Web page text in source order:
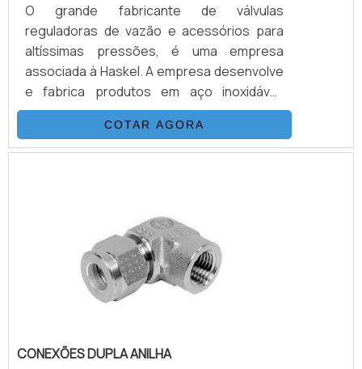
O grande fabricante de válvulas
reguladoras de vazão e acessórios para
altíssimas pressões, é uma empresa
associada à Haskel. A empresa desenvolve
e fabrica produtos em aço inoxidável,
monel e hasteloy, seus principais ítens são
Válvulas Esfera, Agulha, Retenção, Tubos
Conexões e Niple. Também fornece
aplicações são sistemas hidráulicos,
equipamentos e sistemas para gases e
aplicações para Sub-Sea.VANTAGENS QUE
NORMALMEN.
COTAR AGORA
CONEXÕES DUPLA ANILHA